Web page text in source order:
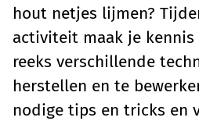
hout netjes lijmen?
activiteit maak je kennis
reeks verschillende
herstellen en te
nodige tips en tricks en